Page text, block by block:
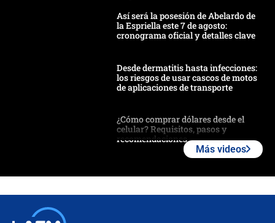
Así será la posesión de Abelardo de
la Espriella este 7 de agosto:
cronograma oficial y detalles clave
Desde dermatitis hasta infecciones:
los riesgos de usar cascos de motos
de aplicaciones de transporte
¿Cómo comprar dólares desde el
celular? Requisitos, pasos y
recomendaciones
Más videos